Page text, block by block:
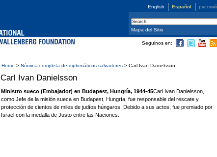
English Español русский
Home > Nómina completa de diplomáticos salvadores > Carl Ivan Danielsson
Carl Ivan Danielsson
Ministro sueco (Embajador) en Budapest, Hungría, 1944-45Carl Ivan Danielsson,
como Jefe de la misión sueca en Budapest, Hungría, fue responsable del rescate y
protección de cientos de miles de judíos húngaros. Debido a sus actos, fue premiado por
Israel con la medalla de Justo entre las Naciones.
Seguinos en:
Mapa del Sitio